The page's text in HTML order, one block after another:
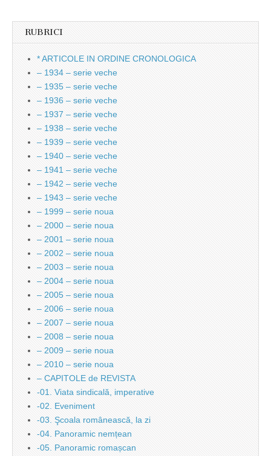
RUBRICI
* ARTICOLE IN ORDINE CRONOLOGICA
– 1934 – serie veche
– 1935 – serie veche
– 1936 – serie veche
– 1937 – serie veche
– 1938 – serie veche
– 1939 – serie veche
– 1940 – serie veche
– 1941 – serie veche
– 1942 – serie veche
– 1943 – serie veche
– 1999 – serie noua
– 2000 – serie noua
– 2001 – serie noua
– 2002 – serie noua
– 2003 – serie noua
– 2004 – serie noua
– 2005 – serie noua
– 2006 – serie noua
– 2007 – serie noua
– 2008 – serie noua
– 2009 – serie noua
– 2010 – serie noua
– CAPITOLE de REVISTA
-01. Viata sindicală, imperative
-02. Eveniment
-03. Şcoala românească, la zi
-04. Panoramic nemțean
-05. Panoramic romașcan